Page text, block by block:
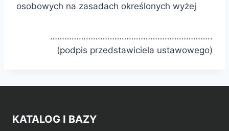
osobowych na zasadach określonych wyżej
…………………………………………………………..
(podpis przedstawiciela ustawowego)
KATALOG I BAZY